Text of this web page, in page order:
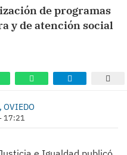
de programas
y de atención social
OVIEDO
17:21